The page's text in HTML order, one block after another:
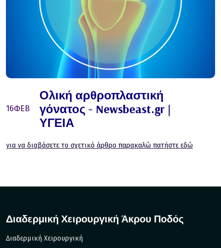
16ΦΕΒ
Ολική αρθροπλαστική
γόνατος - Newsbeast.gr |
ΥΓΕΙΑ
για να διαβάσετε το σχετικό άρθρο παρακαλώ πατήστε εδώ
Διαδερμική Χειρουργική Άκρου Ποδός
Διαδερμική Χειρουργική